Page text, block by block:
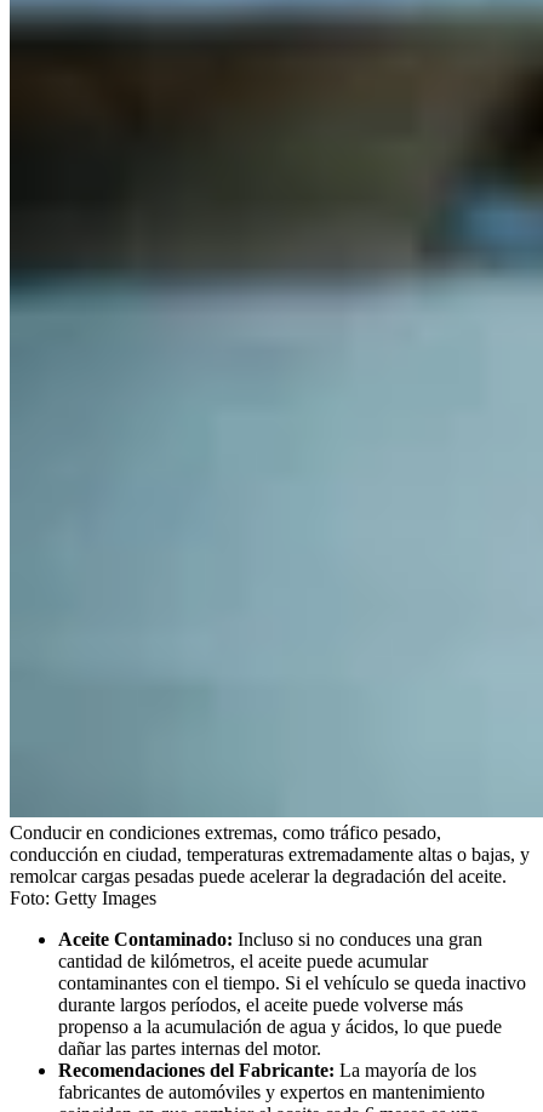
Conducir en condiciones extremas, como tráfico pesado,
conducción en ciudad, temperaturas extremadamente altas o bajas, y
remolcar cargas pesadas puede acelerar la degradación del aceite.
Foto: Getty Images
Aceite Contaminado: Incluso si no conduces una gran
cantidad de kilómetros, el aceite puede acumular
contaminantes con el tiempo. Si el vehículo se queda inactivo
durante largos períodos, el aceite puede volverse más
propenso a la acumulación de agua y ácidos, lo que puede
dañar las partes internas del motor.
Recomendaciones del Fabricante: La mayoría de los
fabricantes de automóviles y expertos en mantenimiento